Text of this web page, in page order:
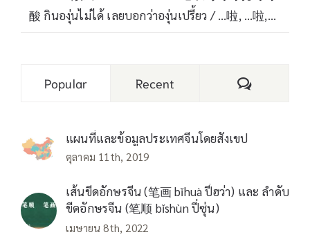
酸 กินองุ่นไม่ได้ เลยบอกว่าองุ่นเปรี้ยว / …啦, …啦,…
Popular Recent Comments
แผนที่และข้อมูลประเทศจีนโดยสังเขป
ตุลาคม 11th, 2019
เส้นขีดอักษรจีน (笔画 bǐhuà ปี่ฮว่า) และ ลำดับ
ขีดอักษรจีน (笔顺 bǐshùn ปี่ซุ่น)
เมษายน 8th, 2022